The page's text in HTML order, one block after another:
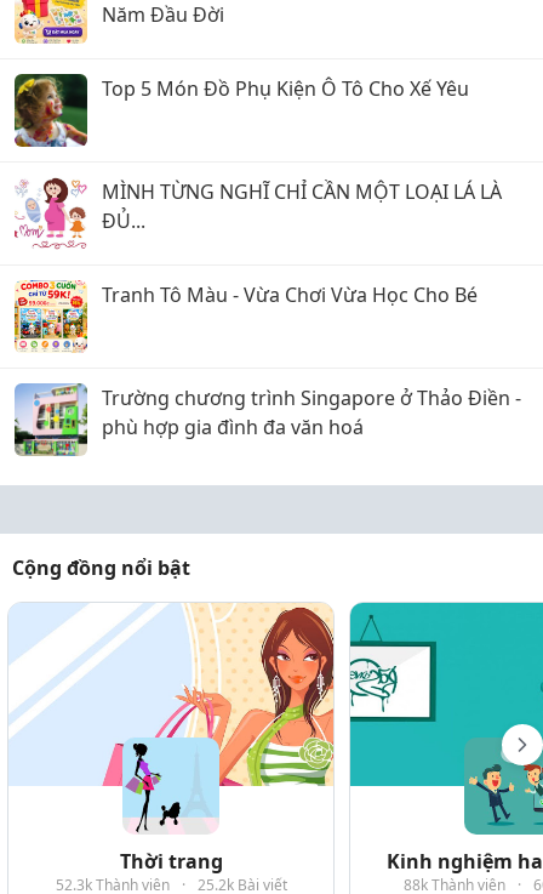
Năm Đầu Đời
Top 5 Món Đồ Phụ Kiện Ô Tô Cho Xế Yêu
MÌNH TỪNG NGHĨ CHỈ CẦN MỘT LOẠI LÁ LÀ
ĐỦ...
Tranh Tô Màu - Vừa Chơi Vừa Học Cho Bé
Trường chương trình Singapore ở Thảo Điền -
phù hợp gia đình đa văn hoá
Cộng đồng nổi bật
Thời trang
52.3k Thành viên · 25.2k Bài viết
Kinh nghiệm
88k Thành viên ·